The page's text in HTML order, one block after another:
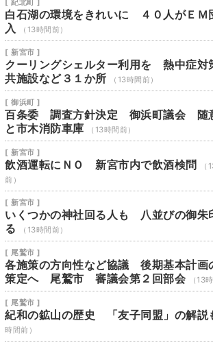
[ 紀北町 ]
白石湖の環境をきれいに ４０人がＥＭ
入
（13時間前）
[ 新宮市 ]
クーリングシェルター利用を 熱中症
共施設など３１か所
（13時間前）
[ 御浜町 ]
百条委 調査方針決定 御浜町議会 随
と市木消防車庫
（13時間前）
[ 新宮市 ]
飲酒運転にＮＯ 新宮市内で飲酒検問
（
前）
[ 新宮市 ]
いくつかの神社回る人も 八並びの御朱
る
（13時間前）
[ 尾鷲市 ]
各施策の方向性など協議 後期基本計画
策定へ 尾鷲市 審議会第２回部会
（13
[ 尾鷲市 ]
紀和の鉱山の歴史 「友子同盟」の解説
時間前）